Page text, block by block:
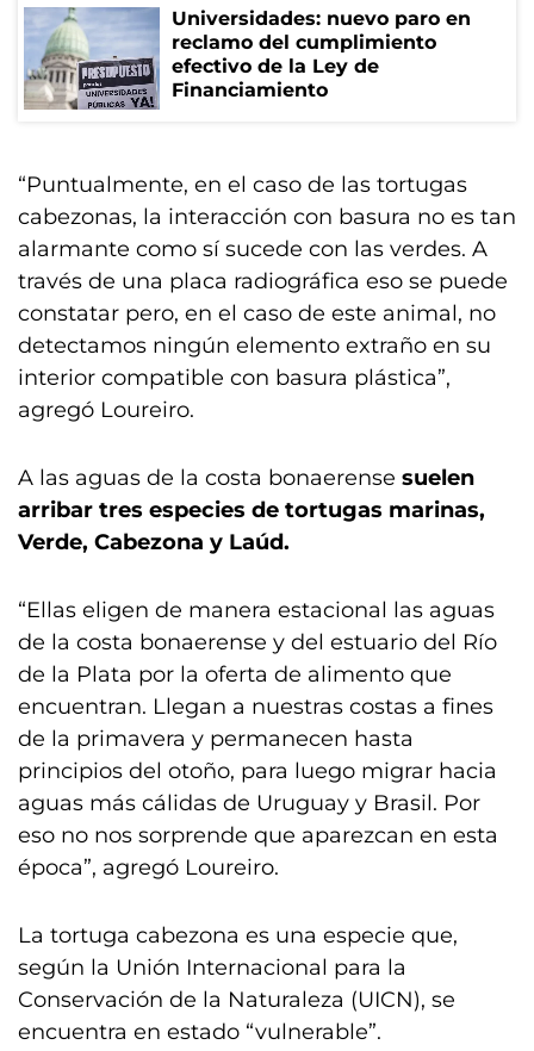
Universidades: nuevo paro en
reclamo del cumplimiento
efectivo de la Ley de
Financiamiento
“Puntualmente, en el caso de las tortugas
cabezonas, la interacción con basura no es tan
alarmante como sí sucede con las verdes. A
través de una placa radiográfica eso se puede
constatar pero, en el caso de este animal, no
detectamos ningún elemento extraño en su
interior compatible con basura plástica”,
agregó Loureiro.
A las aguas de la costa bonaerense suelen
arribar tres especies de tortugas marinas,
Verde, Cabezona y Laúd.
“Ellas eligen de manera estacional las aguas
de la costa bonaerense y del estuario del Río
de la Plata por la oferta de alimento que
encuentran. Llegan a nuestras costas a fines
de la primavera y permanecen hasta
principios del otoño, para luego migrar hacia
aguas más cálidas de Uruguay y Brasil. Por
eso no nos sorprende que aparezcan en esta
época”, agregó Loureiro.
La tortuga cabezona es una especie que,
según la Unión Internacional para la
Conservación de la Naturaleza (UICN), se
encuentra en estado “vulnerable”.